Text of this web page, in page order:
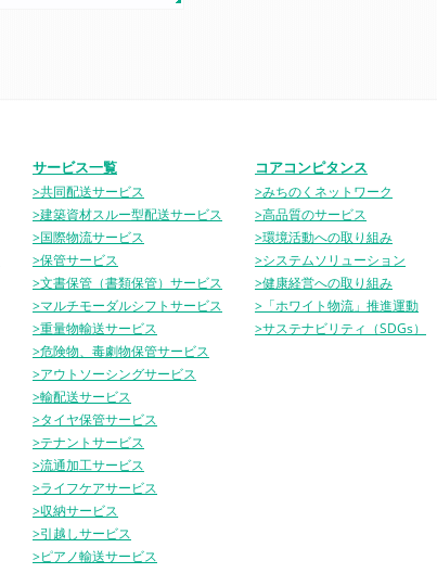
サービス一覧
>共同配送サービス
>建築資材スルー型配送サービス
>国際物流サービス
>保管サービス
>文書保管（書類保管）サービス
>マルチモーダルシフトサービス
>重量物輸送サービス
>危険物、毒劇物保管サービス
>アウトソーシングサービス
>輸配送サービス
>タイヤ保管サービス
>テナントサービス
>流通加工サービス
>ライフケアサービス
>収納サービス
>引越しサービス
>ピアノ輸送サービス
コアコンピタンス
>みちのくネットワーク
>高品質のサービス
>環境活動への取り組み
>システムソリューション
>健康経営への取り組み
>「ホワイト物流」推進運動
>サステナビリティ（SDGs）